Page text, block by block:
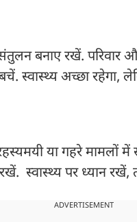
बनाए रखें. परिवार
स्वास्थ्य अच्छा रहेगा,
या गहरे मामलों में
स्वास्थ्य पर ध्यान
ADVERTISEMENT